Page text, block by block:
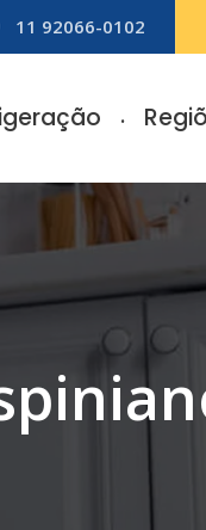
11 92066-0102